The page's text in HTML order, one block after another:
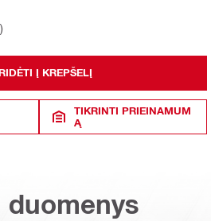
Į KREPŠELĮ
TIKRINTI PRIEINAMUM
Ą
duomenys